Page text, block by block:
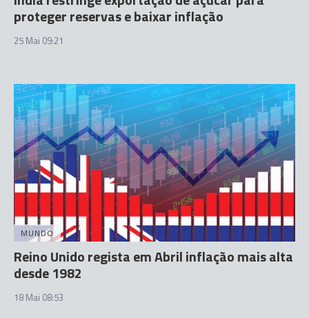
proteger reservas e baixar inflação
25 Mai 09:21
MUNDO
Reino Unido regista em Abril inflação mais alta
desde 1982
18 Mai 08:53